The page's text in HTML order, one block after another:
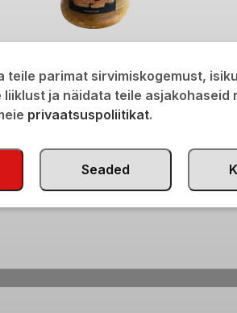
3,60
610g/
teile parimat sirvimiskogemust,
ja näidata teile asjakohaseid
privaatsuspoliitikat.
Seaded